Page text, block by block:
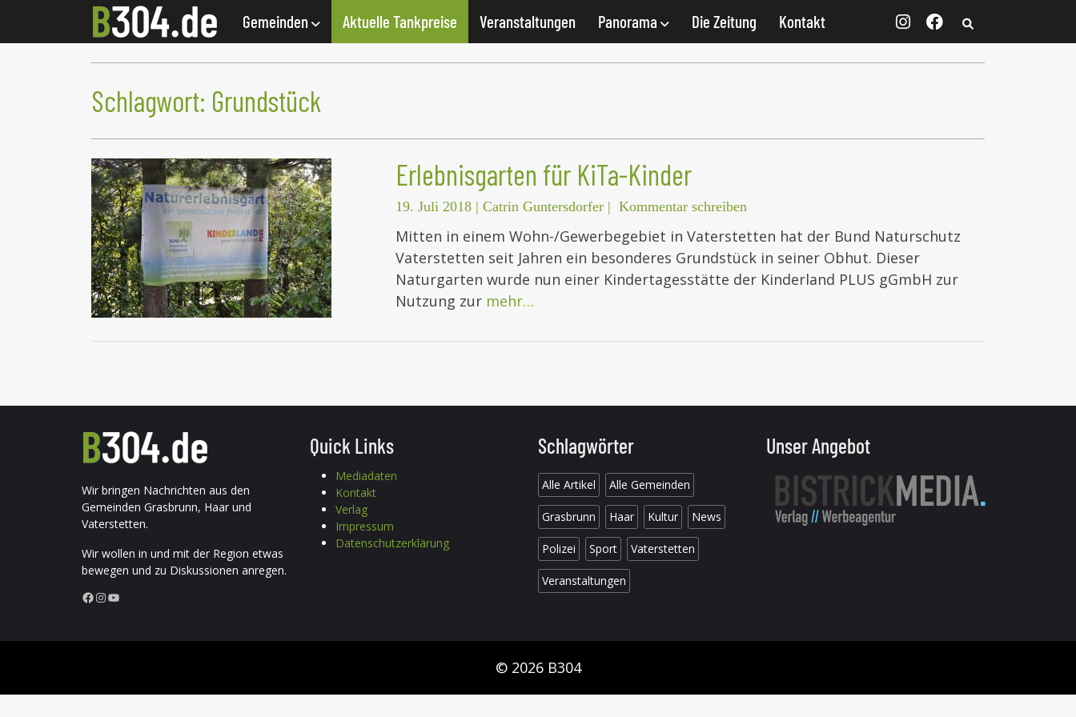
Gemeinden Aktuelle Tankpreise Veranstaltungen Panorama Die Zeitung Kontakt
Schlagwort: Grundstück
Erlebnisgarten für KiTa-Kinder
19. Juli 2018 | Catrin Guntersdorfer | Kommentar schreiben
Mitten in einem Wohn-/Gewerbegebiet in Vaterstetten hat der Bund Naturschutz
Vaterstetten seit Jahren ein besonderes Grundstück in seiner Obhut. Dieser
Naturgarten wurde nun einer Kindertagesstätte der Kinderland PLUS gGmbH zur
Nutzung zur mehr…
Wir bringen Nachrichten aus den
Gemeinden Grasbrunn, Haar und
Vaterstetten.
Wir wollen in und mit der Region etwas
bewegen und zu Diskussionen anregen.
Facebook InstagramYouTube
Quick Links
Mediadaten
Kontakt
Verlag
Impressum
Datenschutzerklärung
Schlagwörter
Alle Artikel Alle Gemeinden
Grasbrunn Haar Kultur News
Polizei Sport Vaterstetten
Veranstaltungen
Unser Angebot
© 2026 B304